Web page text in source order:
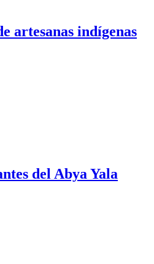
artesanas indígenas
del Abya Yala